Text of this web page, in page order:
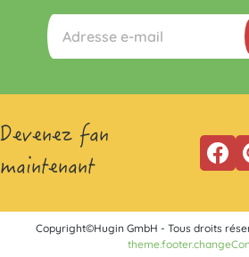
Devenez fan
maintenant
Copyright©Hugin GmbH - Tous droits